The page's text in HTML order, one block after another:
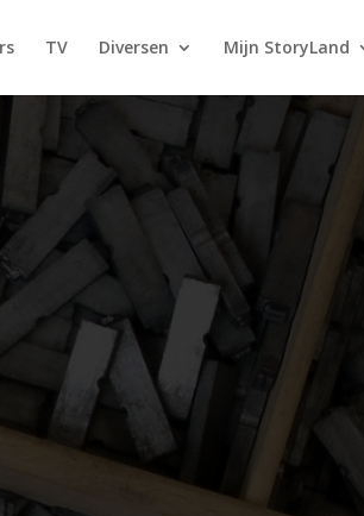
TV Diversen Mijn StoryLand